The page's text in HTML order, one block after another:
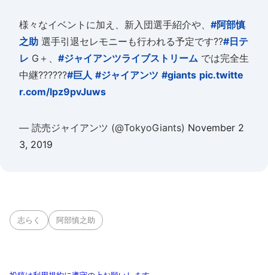
様々なイベントに加え、新入団選手紹介や、 #阿部慎
之助 選手引退セレモニーも行われる予定です??#日テ
レ G＋、 #ジャイアンツライブストリーム では完全生
中継??????#巨人 #ジャイアンツ #giants pic.twitte
r.com/lpz9pvJuws
— 読売ジャイアンツ (@TokyoGiants) November 2
3, 2019
志らく 阿部慎之助